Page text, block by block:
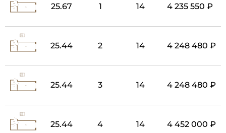
25.67 1 14 4 235 550 ₽
25.44 2 14 4 248 480 ₽
25.44 3 14 4 248 480 ₽
25.44 4 14 4 452 000 ₽